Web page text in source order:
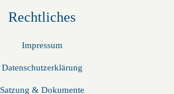
Rechtliches
Impressum
Datenschutzerklärung
Satzung & Dokumente